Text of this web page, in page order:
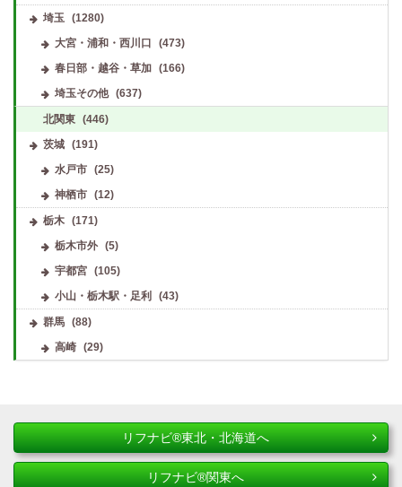
埼玉
(1280)
大宮・浦和・西川口
(473)
春日部・越谷・草加
(166)
埼玉その他
(637)
北関東 (446)
茨城 (191)
水戸市
(25)
神栖市
(12)
栃木 (171)
栃木市外
(5)
宇都宮
(105)
小山・栃木駅・足利
(43)
群馬 (88)
高崎
(29)
リフナビ®東北・北海道へ
リフナビ®関東へ